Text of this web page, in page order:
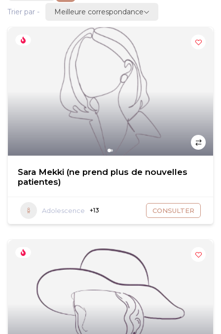
Trier par - Meilleure correspondance
Sara Mekki (ne prend plus de nouvelles
patientes)
Adolescence +13 CONSULTER